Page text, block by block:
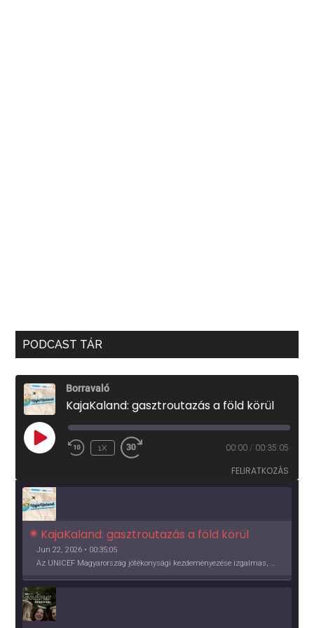
PODCAST TÁR
Borravaló
KajaKaland: gasztroutazás a föld körül
PLAY
EPISODE
1X 00:00 / 00:35:05
FELIRATKOZÁS
KajaKaland: gasztroutazás a föld körül
Jun 22, 2026 • 00:35:05
Az UNICEF Magyarország jótékonysági kezdeményezése izgalmas, egész éves világkörüli ízutazásra hív, igazi családi program és gasztroedukáció, illetve segítség a rászorulóknak is egyben.